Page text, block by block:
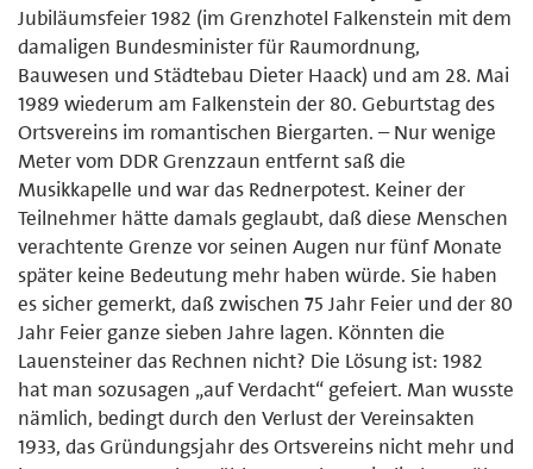
Jubiläumsfeier 1982 (im Grenzhotel Falkenstein mit dem
damaligen Bundesminister für Raumordnung,
Bauwesen und Städtebau Dieter Haack) und am 28. Mai
1989 wiederum am Falkenstein der 80. Geburtstag des
Ortsvereins im romantischen Biergarten. – Nur wenige
Meter vom DDR Grenzzaun entfernt saß die
Musikkapelle und war das Rednerpotest. Keiner der
Teilnehmer hätte damals geglaubt, daß diese Menschen
verachtente Grenze vor seinen Augen nur fünf Monate
später keine Bedeutung mehr haben würde. Sie haben
es sicher gemerkt, daß zwischen 75 Jahr Feier und der 80
Jahr Feier ganze sieben Jahre lagen. Könnten die
Lauensteiner das Rechnen nicht? Die Lösung ist: 1982
hat man sozusagen „auf Verdacht“ gefeiert. Man wusste
nämlich, bedingt durch den Verlust der Vereinsakten
1933, das Gründungsjahr des Ortsvereins nicht mehr und